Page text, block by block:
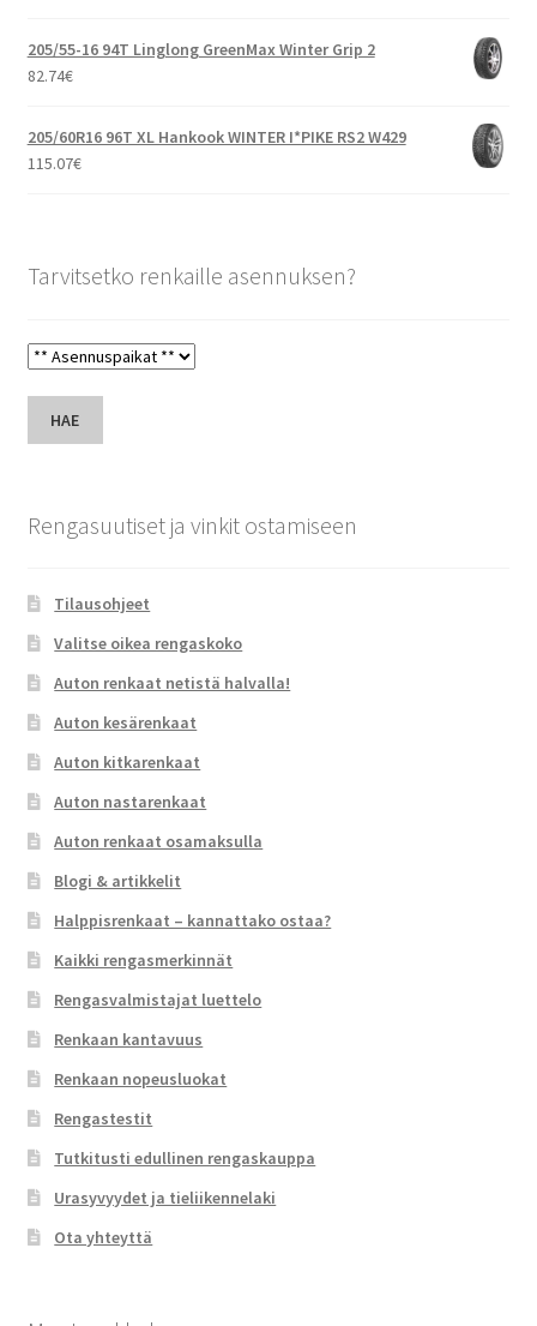
205/55-16 94T Linglong GreenMax Winter Grip 2
82.74€
205/60R16 96T XL Hankook WINTER I*PIKE RS2 W429
115.07€
Tarvitsetko renkaille asennuksen?
HAE
Rengasuutiset ja vinkit ostamiseen
Tilausohjeet
Valitse oikea rengaskoko
Auton renkaat netistä halvalla!
Auton kesärenkaat
Auton kitkarenkaat
Auton nastarenkaat
Auton renkaat osamaksulla
Blogi & artikkelit
Halppisrenkaat – kannattako ostaa?
Kaikki rengasmerkinnät
Rengasvalmistajat luettelo
Renkaan kantavuus
Renkaan nopeusluokat
Rengastestit
Tutkitusti edullinen rengaskauppa
Urasyvyydet ja tieliikennelaki
Ota yhteyttä